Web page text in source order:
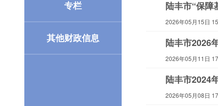
专栏
其他财政信息
陆丰市“保障
2026年05月15日
陆丰市2026
2026年05月11日
陆丰市2024
2026年05月08日